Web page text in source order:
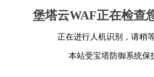
堡塔云WAF正在检查
正在进行人机识别，请稍
本站受宝塔防御系统保